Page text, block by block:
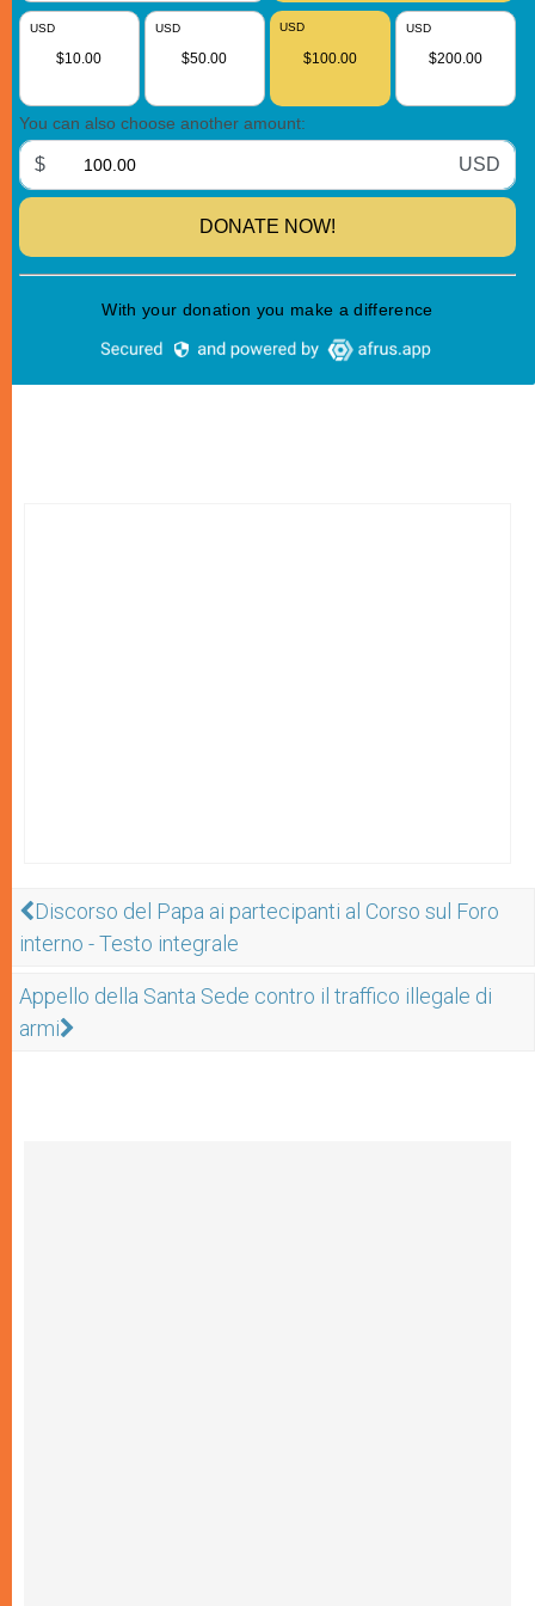
Discorso del Papa ai partecipanti al Corso sul Foro
interno - Testo integrale
Appello della Santa Sede contro il traffico illegale di
armi